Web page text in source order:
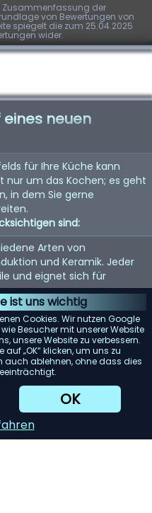
ist uns wichtig
Cookies. Wir nutzen Google
Besucher mit unserer Website
unsere Website zu verbessern.
„OK“ klicken, um uns zu
auch ablehnen, ohne dass dies
OK
Zusammenfassung der
von Bewertungen von
spiegelt die zum 25.04.2025
wider.
neuen
für Ihre Küche kann
nur um das Kochen; es geht
in dem Sie gerne
sind:
Arten von
und Keramik. Jeder
und eignet sich für
Wählen Sie ein
und Größe der Brenner,
und dem
Sie auf Kochfelder mit
automatischer
mit glatter Oberfläche